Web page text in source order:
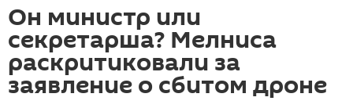
Он министр или
секретарша? Мелниса
раскритиковали за
заявление о сбитом дроне